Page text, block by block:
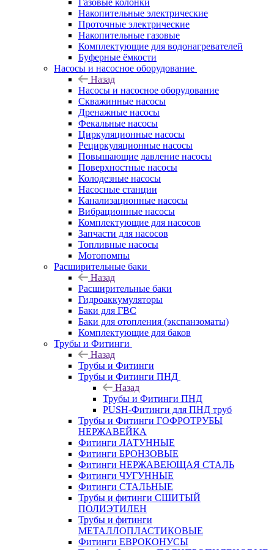
Газовые колонки
Накопительные электрические
Проточные электрические
Накопительные газовые
Комплектующие для водонагревателей
Буферные ёмкости
Насосы и насосное оборудование
Назад
Насосы и насосное оборудование
Скважинные насосы
Дренажные насосы
Фекальные насосы
Циркуляционные насосы
Рециркуляционные насосы
Повышающие давление насосы
Поверхностные насосы
Колодезные насосы
Насосные станции
Канализационные насосы
Вибрационные насосы
Комплектующие для насосов
Запчасти для насосов
Топливные насосы
Мотопомпы
Расширительные баки
Назад
Расширительные баки
Гидроаккумуляторы
Баки для ГВС
Баки для отопления (экспанзоматы)
Комплектующие для баков
Трубы и Фитинги
Назад
Трубы и Фитинги
Трубы и Фитинги ПНД
Назад
Трубы и Фитинги ПНД
PUSH-Фитинги для ПНД труб
Трубы и Фитинги ГОФРОТРУБЫ
НЕРЖАВЕЙКА
Фитинги ЛАТУННЫЕ
Фитинги БРОНЗОВЫЕ
Фитинги НЕРЖАВЕЮЩАЯ СТАЛЬ
Фитинги ЧУГУННЫЕ
Фитинги СТАЛЬНЫЕ
Трубы и фитинги СШИТЫЙ
ПОЛИЭТИЛЕН
Трубы и фитинги
МЕТАЛЛОПЛАСТИКОВЫЕ
Фитинги ЕВРОКОНУСЫ